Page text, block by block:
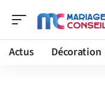
Actus Décoration